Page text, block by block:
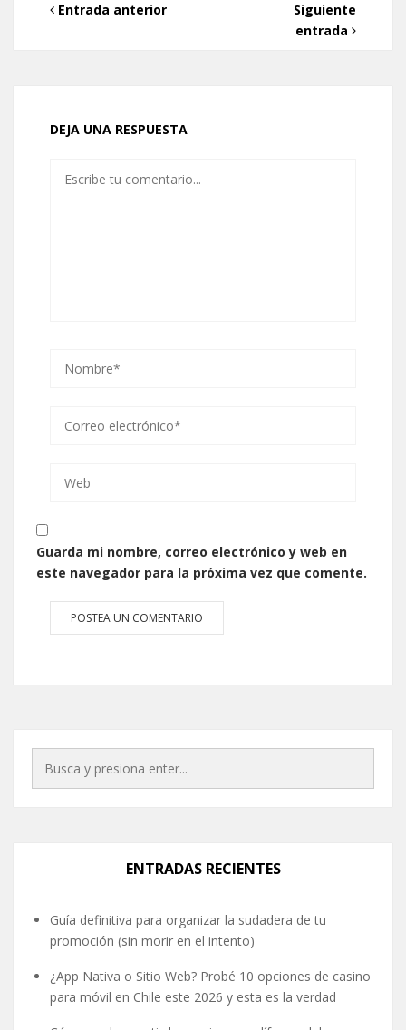
Entrada anterior
Siguiente
entrada
DEJA UNA RESPUESTA
Guarda mi nombre, correo electrónico y web en
este navegador para la próxima vez que comente.
ENTRADAS RECIENTES
Guía definitiva para organizar la sudadera de tu
promoción (sin morir en el intento)
¿App Nativa o Sitio Web? Probé 10 opciones de casino
para móvil en Chile este 2026 y esta es la verdad